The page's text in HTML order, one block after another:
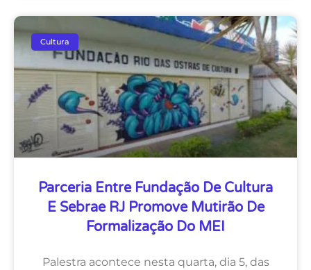
Cultura
Parceria Entre Fundação De Cultura
E Sebrae RJ Promove Mutirão De
Formalização Do MEI
Palestra acontece nesta quarta, dia 5, das